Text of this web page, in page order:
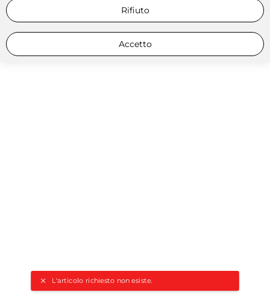
L'articolo richiesto non esiste.
Rifiuto
Accetto